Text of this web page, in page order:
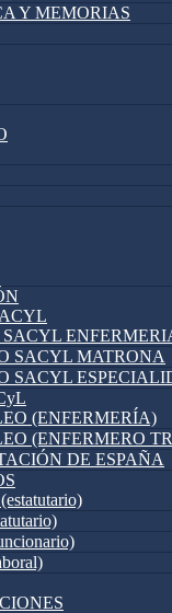
Y MEMORIAS
SACYL MATRONA
SACYL
(ENFERMERÍA)
(ENFERMERO
DE ESPAÑA